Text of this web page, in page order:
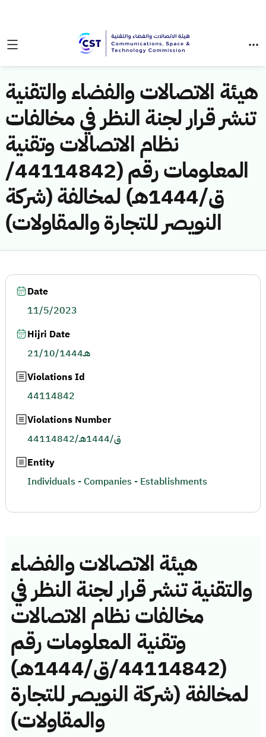
هيئة الاتصالات والفضاء والتقنية
تنشر قرار لجنة النظر في مخالفات
نظام الاتصالات وتقنية
المعلومات رقم (44114842/
ق/1444هـ) لمخالفة (شركة
النويصر للتجارة والمقاولات)
هيئة الاتصالات والفضاء
والتقنية تنشر قرار لجنة النظر في
مخالفات نظام الاتصالات
وتقنية المعلومات رقم
(44114842/ق/1444هـ)
لمخالفة (شركة النويصر للتجارة
والمقاولات)
Date
11/5/2023
Hijri Date
21/10/1444هـ
Violations Id
44114842
Violations Number
44114842/ق/1444هـ
Entity
Individuals - Companies - Establishments